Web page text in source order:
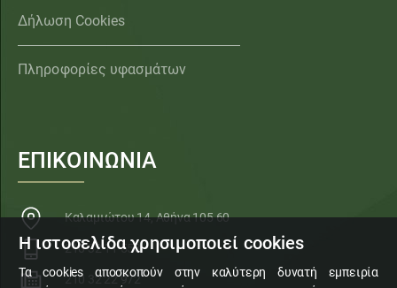
Δήλωση Cookies
Πληροφορίες υφασμάτων
ΕΠΙΚΟΙΝΩΝΙΑ
Καλαμιώτου 14, Αθήνα 105 60
210 32 11 553
210 32 22 972
Η ιστοσελίδα χρησιμοποιεί cookies
Τα cookies αποσκοπούν στην καλύτερη δυνατή εμπειρία